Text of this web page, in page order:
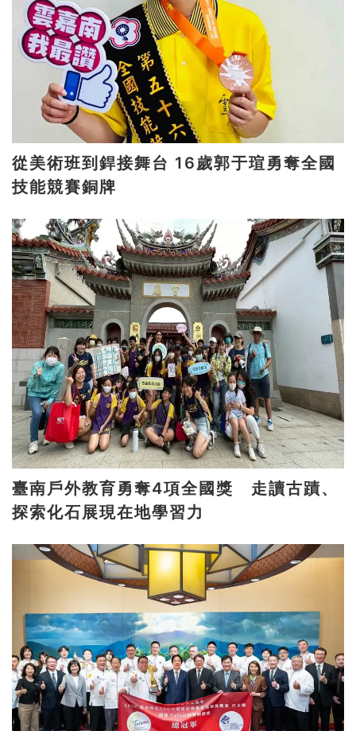
從美術班到銲接舞台 16歲郭于瑄勇奪全國
技能競賽銅牌
臺南戶外教育勇奪4項全國獎 走讀古蹟、
探索化石展現在地學習力